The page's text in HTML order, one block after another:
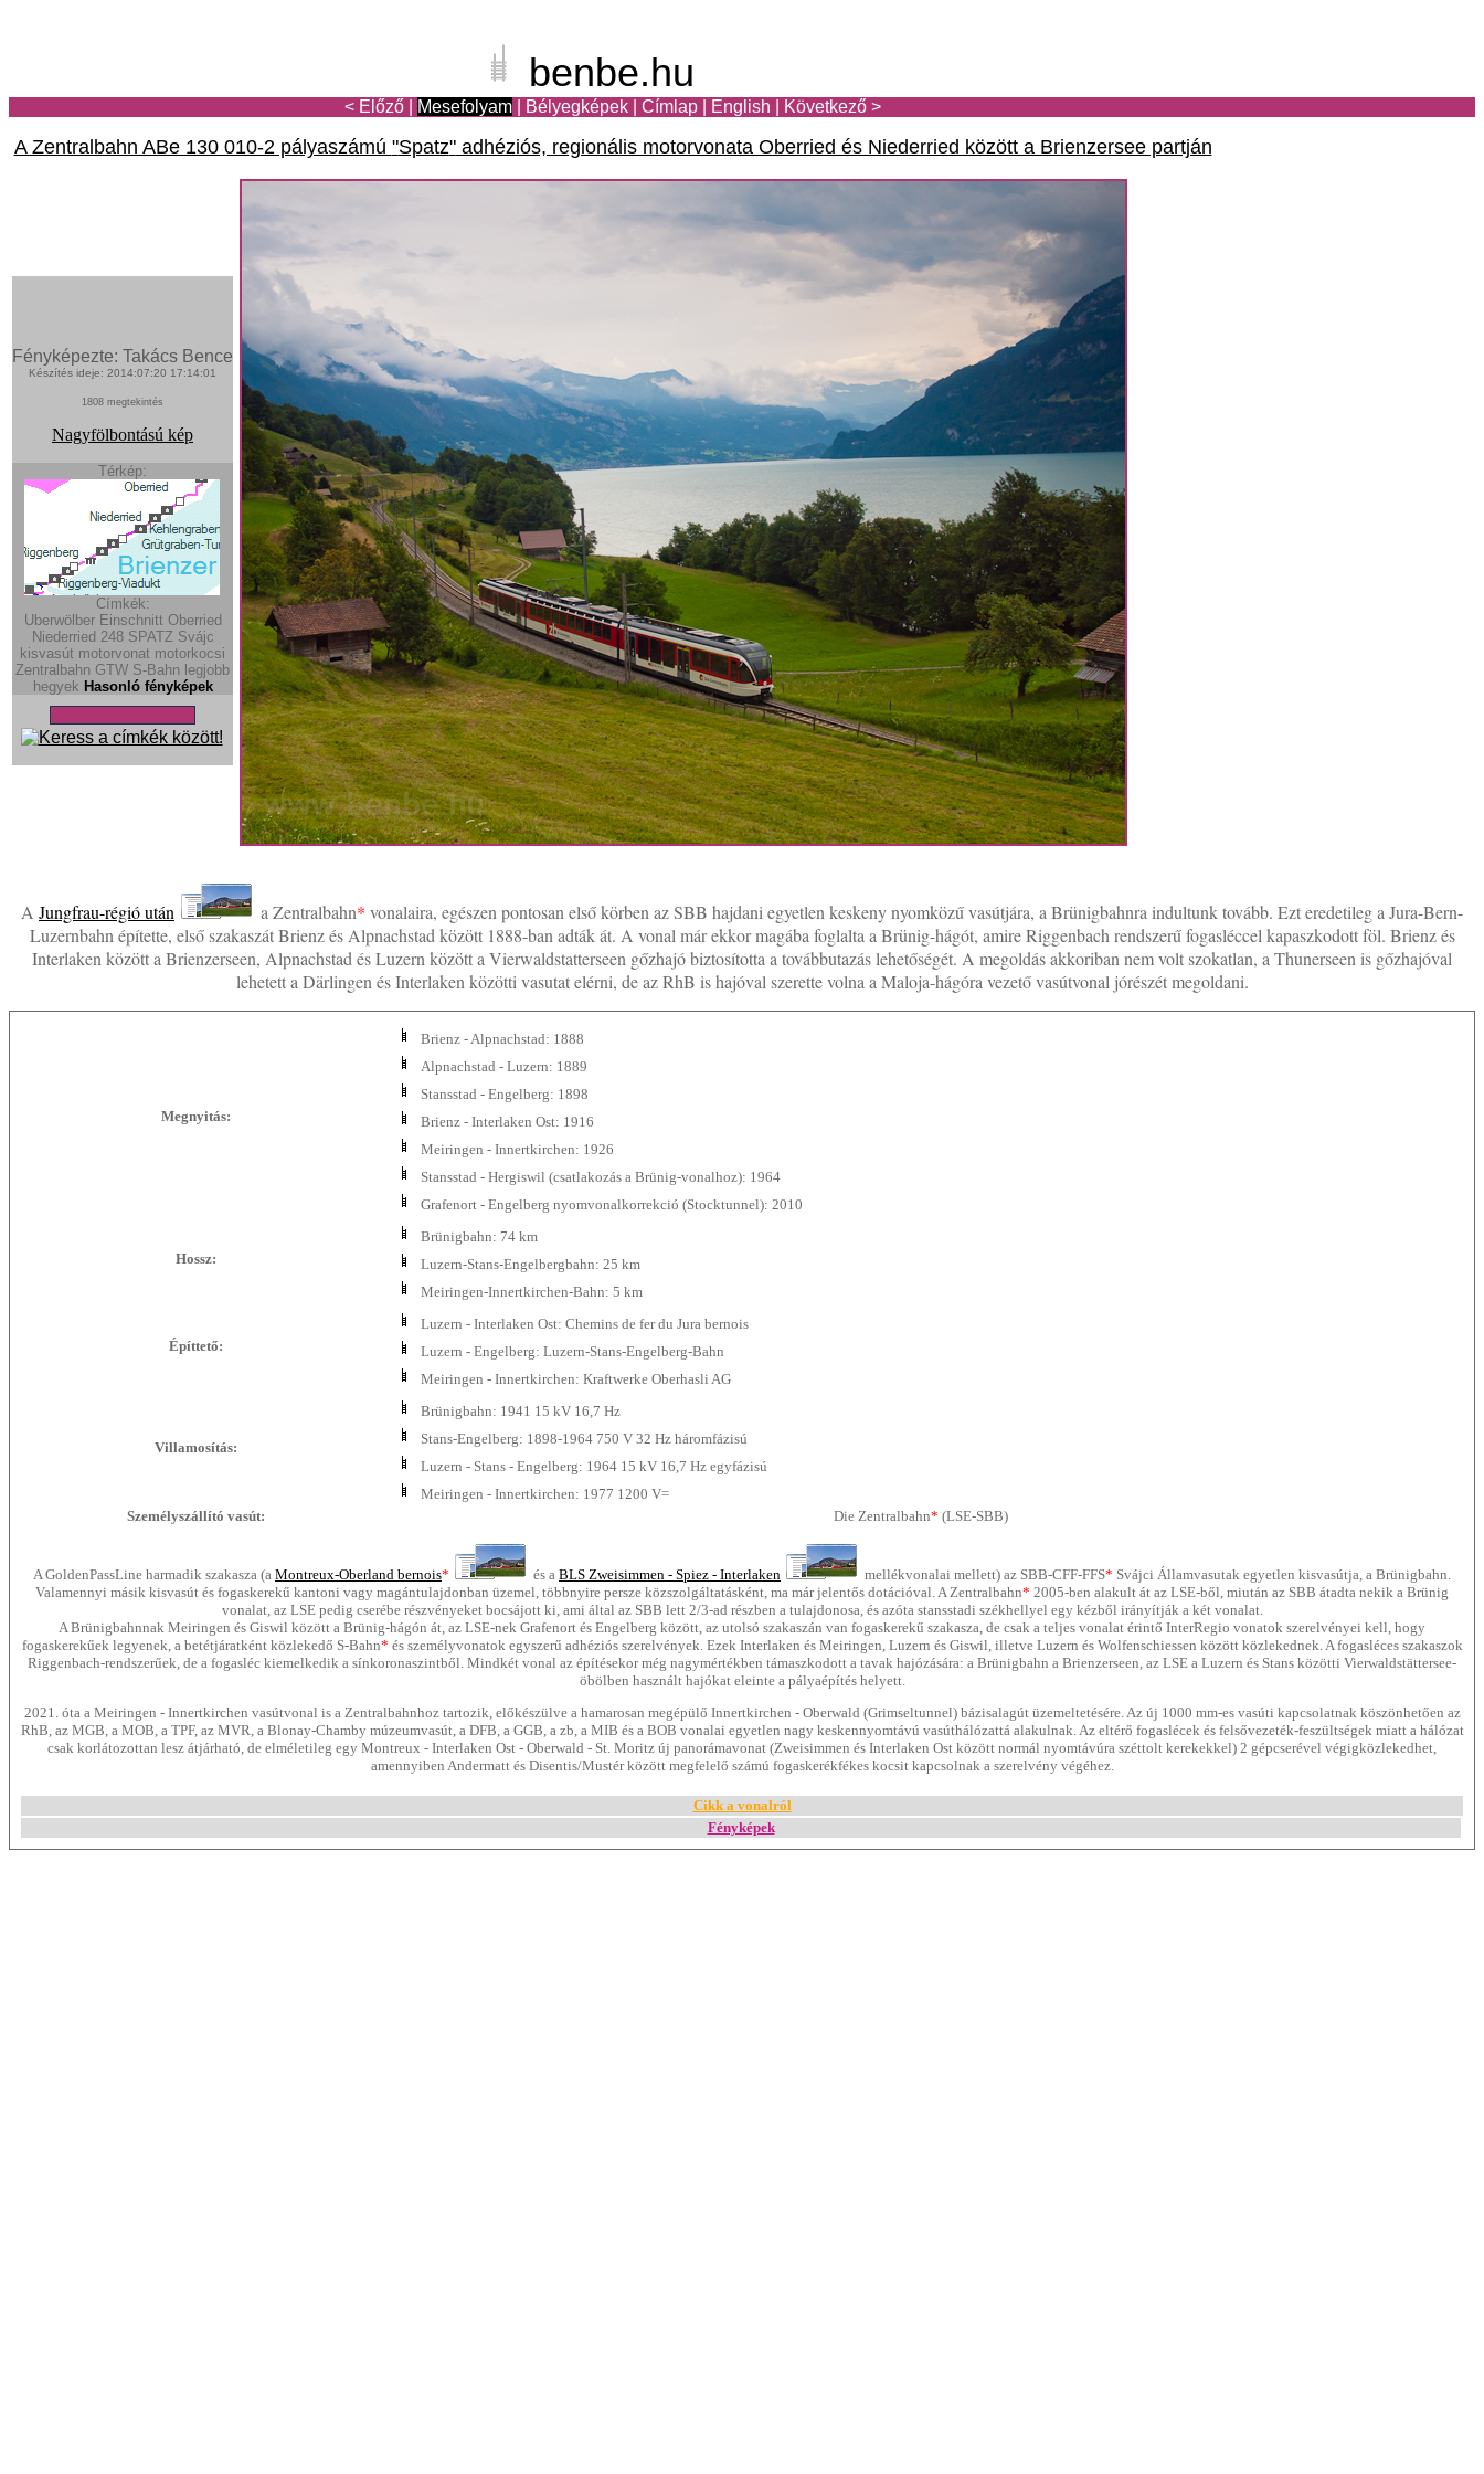
benbe.hu
< Előző Mesefolyam Bélyegképek Címlap English Következő >
A Zentralbahn ABe 130 010-2 pályaszámú Spatz adhéziós, regionális motorvonata Oberried és Niederried között a Brienzersee partján
Fényképezte: Takács Bence
Készítés ideje: 2014:07:20 17:14:01
1808 megtekintés
Nagyfölbontású kép
Térkép:
Címkék:
Uberwölber Einschnitt Oberried
Niederried 248 SPATZ Svájc
kisvasút motorvonat motorkocsi
Zentralbahn GTW S-Bahn legjobb
hegyek Hasonló fényképek
A Jungfrau-régió után a Zentralbahn* vonalaira, egészen pontosan első körben az SBB hajdani egyetlen keskeny nyomközű vasútjára, a Brünigbahnra indultunk tovább. Ezt eredetileg a Jura-Bern-
Luzernbahn építette, első szakaszát Brienz és Alpnachstad között 1888-ban adták át. A vonal már ekkor magába foglalta a Brünig-hágót, amire Riggenbach rendszerű fogasléccel kapaszkodott föl. Brienz és
Interlaken között a Brienzerseen, Alpnachstad és Luzern között a Vierwaldstatterseen gőzhajó biztosította a továbbutazás lehetőségét. A megoldás akkoriban nem volt szokatlan, a Thunerseen is gőzhajóval
lehetett a Därlingen és Interlaken közötti vasutat elérni, de az RhB is hajóval szerette volna a Maloja-hágóra vezető vasútvonal jórészét megoldani.
Megnyitás:
Brienz - Alpnachstad: 1888
Alpnachstad - Luzern: 1889
Stansstad - Engelberg: 1898
Brienz - Interlaken Ost: 1916
Meiringen - Innertkirchen: 1926
Stansstad - Hergiswil (csatlakozás a Brünig-vonalhoz): 1964
Grafenort - Engelberg nyomvonalkorrekció (Stocktunnel): 2010
Hossz:
Brünigbahn: 74 km
Luzern-Stans-Engelbergbahn: 25 km
Meiringen-Innertkirchen-Bahn: 5 km
Építtető:
Luzern - Interlaken Ost: Chemins de fer du Jura bernois
Luzern - Engelberg: Luzern-Stans-Engelberg-Bahn
Meiringen - Innertkirchen: Kraftwerke Oberhasli AG
Villamosítás:
Brünigbahn: 1941 15 kV 16,7 Hz
Stans-Engelberg: 1898-1964 750 V 32 Hz háromfázisú
Luzern - Stans - Engelberg: 1964 15 kV 16,7 Hz egyfázisú
Meiringen - Innertkirchen: 1977 1200 V=
Személyszállító vasút:
Die Zentralbahn* (LSE-SBB)
A GoldenPassLine harmadik szakasza (a Montreux-Oberland bernois* és a BLS Zweisimmen - Spiez - Interlaken mellékvonalai mellett) az SBB-CFF-FFS* Svájci Államvasutak egyetlen kisvasútja, a Brünigbahn.
Valamennyi másik kisvasút és fogaskerekű kantoni vagy magántulajdonban üzemel, többnyire persze közszolgáltatásként, ma már jelentős dotációval. A Zentralbahn* 2005-ben alakult át az LSE-ből, miután az SBB átadta nekik a Brünig
vonalat, az LSE pedig cserébe részvényeket bocsájott ki, ami által az SBB lett 2/3-ad részben a tulajdonosa, és azóta stansstadi székhellyel egy kézből irányítják a két vonalat.
A Brünigbahnnak Meiringen és Giswil között a Brünig-hágón át, az LSE-nek Grafenort és Engelberg között, az utolsó szakaszán van fogaskerekű szakasza, de csak a teljes vonalat érintő InterRegio vonatok szerelvényei kell, hogy
fogaskerekűek legyenek, a betétjáratként közlekedő S-Bahn* és személyvonatok egyszerű adhéziós szerelvények. Ezek Interlaken és Meiringen, Luzern és Giswil, illetve Luzern és Wolfenschiessen között közlekednek. A fogasléces szakaszok
Riggenbach-rendszerűek, de a fogasléc kiemelkedik a sínkoronaszintből. Mindkét vonal az építésekor még nagymértékben támaszkodott a tavak hajózására: a Brünigbahn a Brienzerseen, az LSE a Luzern és Stans közötti Vierwaldstättersee-
öbölben használt hajókat eleinte a pályaépítés helyett.
2021. óta a Meiringen - Innertkirchen vasútvonal is a Zentralbahnhoz tartozik, előkészülve a hamarosan megépülő Innertkirchen - Oberwald (Grimseltunnel) bázisalagút üzemeltetésére. Az új 1000 mm-es vasúti kapcsolatnak köszönhetően az
RhB, az MGB, a MOB, a TPF, az MVR, a Blonay-Chamby múzeumvasút, a DFB, a GGB, a zb, a MIB és a BOB vonalai egyetlen nagy keskennyomtávú vasúthálózattá alakulnak. Az eltérő fogaslécek és felsővezeték-feszültségek miatt a hálózat
csak korlátozottan lesz átjárható, de elméletileg egy Montreux - Interlaken Ost - Oberwald - St. Moritz új panorámavonat (Zweisimmen és Interlaken Ost között normál nyomtávúra széttolt kerekekkel) 2 gépcserével végigközlekedhet,
amennyiben Andermatt és Disentis/Mustér között megfelelő számú fogaskerékfékes kocsit kapcsolnak a szerelvény végéhez.
Cikk a vonalról
Fényképek